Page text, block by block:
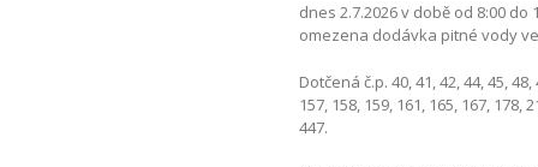
dnes 2.7.2026 v době od 8:00
omezena dodávka pitné vody
Dotčená č.p. 40, 41, 42, 44, 45, 48,
157, 158, 159, 161, 165, 167, 178,
447.